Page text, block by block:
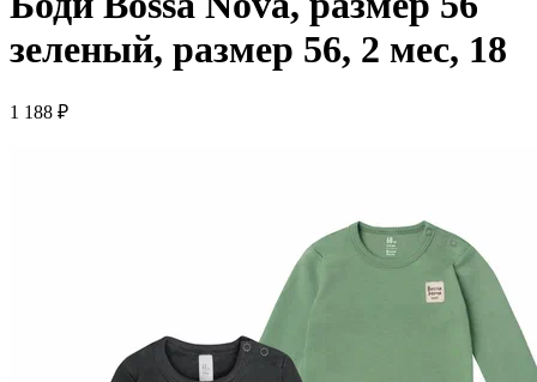
зеленый, размер 56, 2 мес, 18
1 188 ₽